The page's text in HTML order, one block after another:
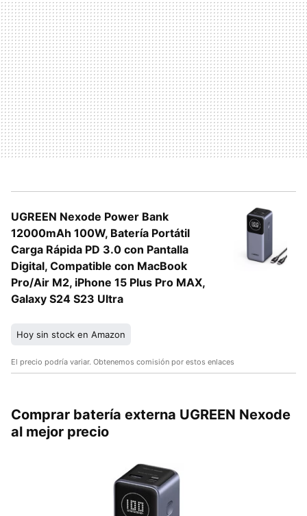
UGREEN Nexode Power Bank
12000mAh 100W, Batería Portátil
Carga Rápida PD 3.0 con Pantalla
Digital, Compatible con MacBook
Pro/Air M2, iPhone 15 Plus Pro MAX,
Galaxy S24 S23 Ultra
Hoy sin stock en Amazon
El precio podría variar. Obtenemos comisión por estos enlaces
Comprar batería externa UGREEN Nexode
al mejor precio